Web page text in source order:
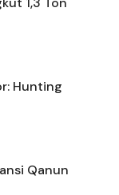
Hunting
Qanun